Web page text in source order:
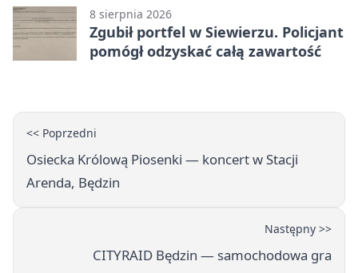
8 sierpnia 2026
Zgubił portfel w Siewierzu. Policjant
pomógł odzyskać całą zawartość
<< Poprzedni
Osiecka Królową Piosenki — koncert w Stacji
Arenda, Będzin
Następny >>
CITYRAID Będzin — samochodowa gra